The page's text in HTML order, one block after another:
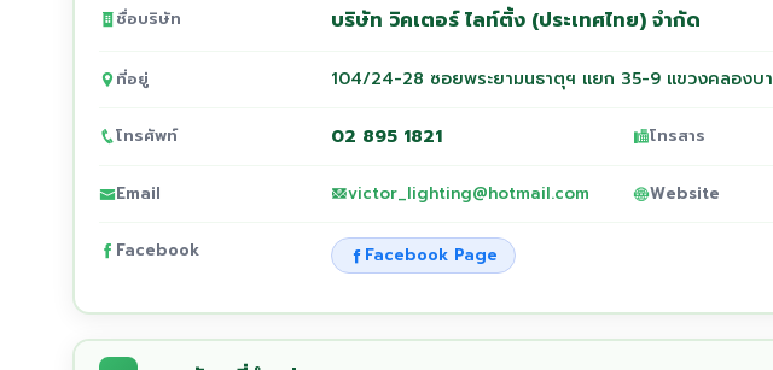
ชื่อบริษัท บริษัท วิคเตอร์ ไลท์ติ้ง (ประเทศไทย) จำกัด
ที่อยู่ 104/24-28 ซอยพระยามนธาตุฯ แยก 35-9 แขวงคลองบ
โทรศัพท์ 02 895 1821 โทรสาร
Email victor_lighting@hotmail.com Website
Facebook Facebook Page